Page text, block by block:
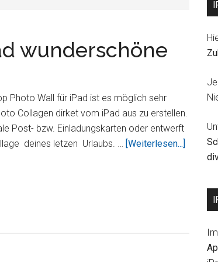
wunderschöne
Photo Wall für iPad ist es möglich sehr
Collagen dirket vom iPad aus zu erstellen.
Post- bzw. Einladungskarten oder entwerft
deines letzen Urlaubs. … [Weiterlesen...] ÜberMit
Photo